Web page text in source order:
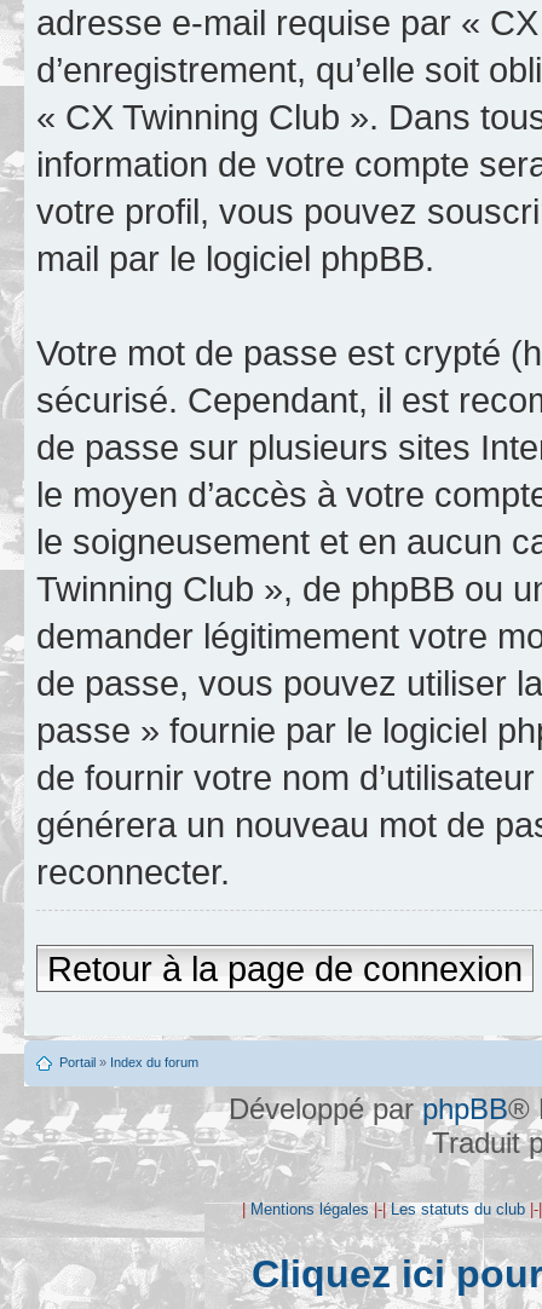
adresse e-mail requise par «
d’enregistrement, qu’elle soit
« CX Twinning Club ». Dans
information de votre compte
votre profil, vous pouvez
mail par le logiciel phpBB.
Votre mot de passe est crypté
sécurisé. Cependant, il est
de passe sur plusieurs sites
le moyen d’accès à votre
le soigneusement et en aucun
Twinning Club », de phpBB ou
demander légitimement votre
de passe, vous pouvez utiliser
passe » fournie par le logiciel
de fournir votre nom
générera un nouveau mot de
reconnecter.
Retour à la page de connexion
Portail » Index du forum
Développé parphpBB®
Traduit
|Mentions légales|-|Les statuts du club
Cliquez ici